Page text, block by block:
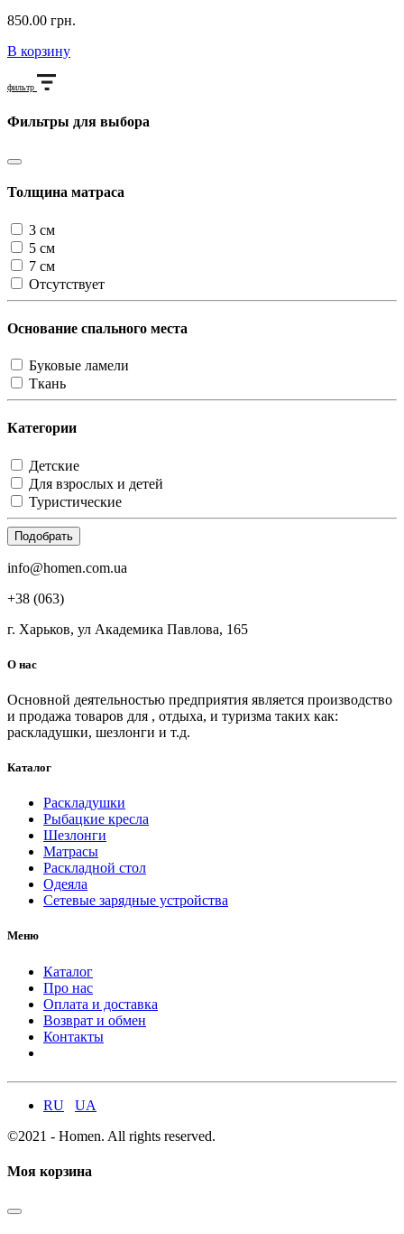
850.00 грн.
В корзину
фильтр
Фильтры для выбора
Толщина матраса
3 см
5 см
7 см
Отсутствует
Основание спального места
Буковые ламели
Ткань
Категории
Детские
Для взрослых и детей
Туристические
Подобрать
info@homen.com.ua
+38 (063)
г. Харьков, ул Академика Павлова, 165
О нас
Основной деятельностью предприятия является производство
и продажа товаров для , отдыха, и туризма таких как:
раскладушки, шезлонги и т.д.
Каталог
Раскладушки
Рыбацкие кресла
Шезлонги
Матрасы
Раскладной стол
Одеяла
Сетевые зарядные устройства
Меню
Каталог
Про нас
Оплата и доставка
Возврат и обмен
Контакты
RU
UA
©2021 - Homen. All rights reserved.
Моя корзина